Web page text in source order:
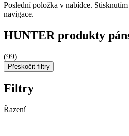
Poslední položka v nabídce.
navigace.
HUNTER produkty
(99)
Přeskočit filtry
Filtry
Řazení